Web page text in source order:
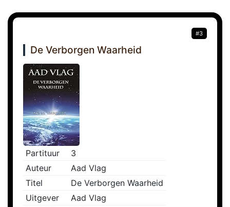
#3
De Verborgen Waarheid
Partituur
3
Auteur
Aad Vlag
Titel
De Verborgen Waarheid
Uitgever
Aad Vlag